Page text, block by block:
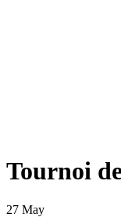
Tournoi
27 May